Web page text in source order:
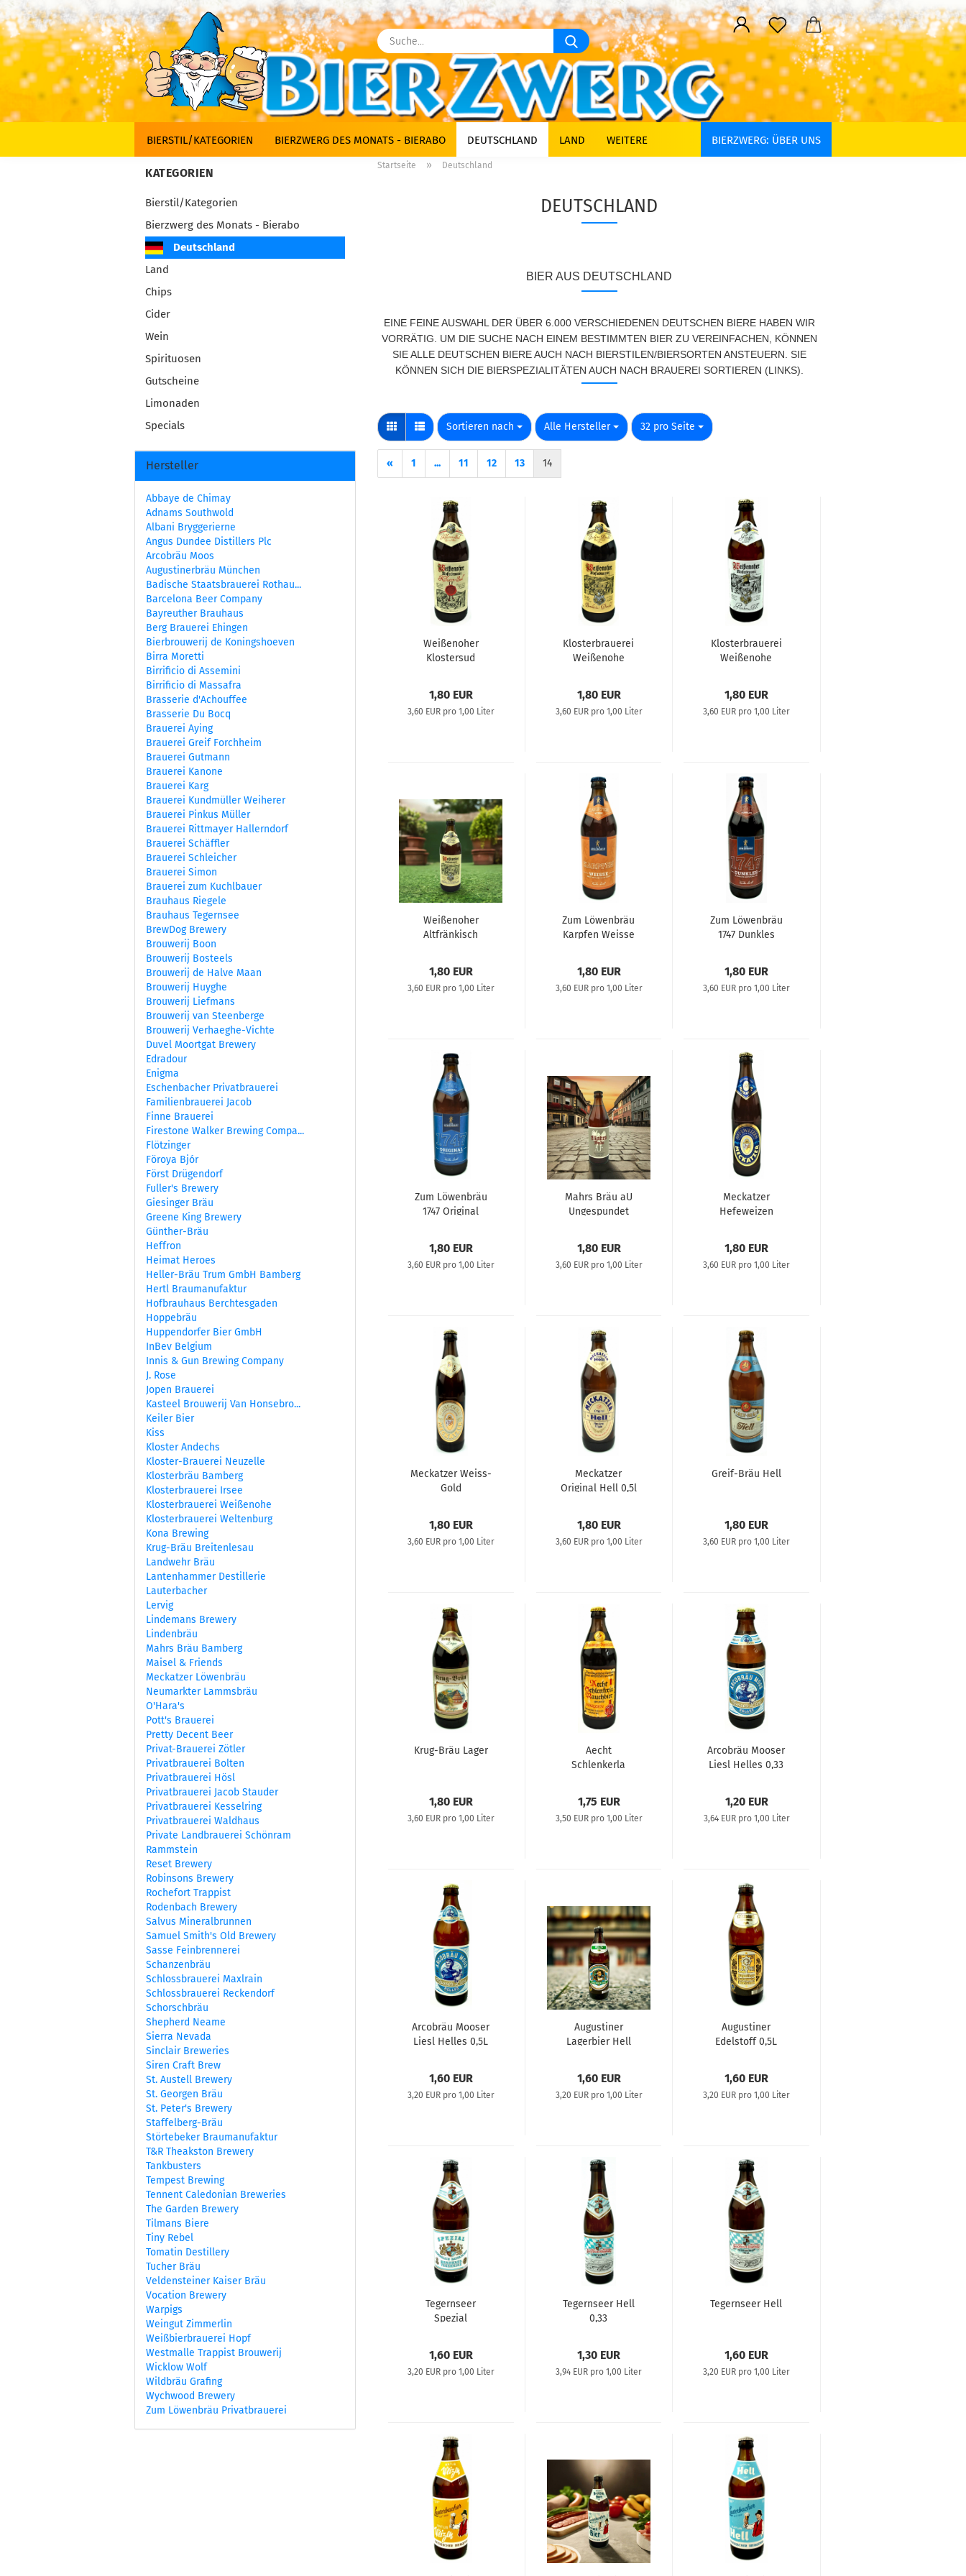
Suche...
BIERSTIL/KATEGORIEN BIERZWERG DES MONATS - BIERABO DEUTSCHLAND LAND BIERZWERG: ÜBER UNS
WEITERE
Startseite » Deutschland
DEUTSCHLAND
BIER AUS DEUTSCHLAND
EINE FEINE AUSWAHL DER ÜBER 6.000 VERSCHIEDENEN DEUTSCHEN BIERE HABEN WIR
VORRÄTIG. UM DIE SUCHE NACH EINEM BESTIMMTEN BIER ZU VEREINFACHEN, KÖNNEN
SIE ALLE DEUTSCHEN BIERE AUCH NACH BIERSTILEN/BIERSORTEN ANSTEUERN. SIE
KÖNNEN SICH DIE BIERSPEZIALITÄTEN AUCH NACH BRAUEREI SORTIEREN (LINKS).
Sortieren nach
Sortieren nach Alle Hersteller
pro Seite 32 pro Seite
pro Seite
« 1 ... 11 12 13 14
Weißenoher
Klostersud
1,80 EUR
3,60 EUR pro 1,00 Liter
Klosterbrauerei
Weißenohe
1,80 EUR
3,60 EUR pro 1,00 Liter
Klosterbrauerei
Weißenohe
1,80 EUR
3,60 EUR pro 1,00 Liter
Weißenoher
Altfränkisch
1,80 EUR
3,60 EUR pro 1,00 Liter
Zum Löwenbräu
Karpfen Weisse
1,80 EUR
3,60 EUR pro 1,00 Liter
Zum Löwenbräu
1747 Dunkles
1,80 EUR
3,60 EUR pro 1,00 Liter
Zum Löwenbräu
1747 Original
1,80 EUR
3,60 EUR pro 1,00 Liter
Mahrs Bräu aU
Ungespundet
1,80 EUR
3,60 EUR pro 1,00 Liter
Meckatzer
Hefeweizen
1,80 EUR
3,60 EUR pro 1,00 Liter
Meckatzer Weiss-
Gold
1,80 EUR
3,60 EUR pro 1,00 Liter
Meckatzer
Original Hell 0,5l
1,80 EUR
3,60 EUR pro 1,00 Liter
Greif-Bräu Hell
1,80 EUR
3,60 EUR pro 1,00 Liter
Krug-Bräu Lager
1,80 EUR
3,60 EUR pro 1,00 Liter
Aecht
Schlenkerla
1,75 EUR
3,50 EUR pro 1,00 Liter
Arcobräu Mooser
Liesl Helles 0,33
1,20 EUR
3,64 EUR pro 1,00 Liter
Arcobräu Mooser
Liesl Helles 0,5L
1,60 EUR
3,20 EUR pro 1,00 Liter
Augustiner
Lagerbier Hell
1,60 EUR
3,20 EUR pro 1,00 Liter
Augustiner
Edelstoff 0,5L
1,60 EUR
3,20 EUR pro 1,00 Liter
Tegernseer
Spezial
1,60 EUR
3,20 EUR pro 1,00 Liter
Tegernseer Hell
0,33
1,30 EUR
3,94 EUR pro 1,00 Liter
Tegernseer Hell
1,60 EUR
3,20 EUR pro 1,00 Liter
KATEGORIEN
Bierstil/Kategorien
Bierzwerg des Monats - Bierabo
Deutschland
Land
Chips
Cider
Wein
Spirituosen
Gutscheine
Limonaden
Specials
Hersteller
Abbaye de Chimay
Adnams Southwold
Albani Bryggerierne
Angus Dundee Distillers Plc
Arcobräu Moos
Augustinerbräu München
Badische Staatsbrauerei Rothau...
Barcelona Beer Company
Bayreuther Brauhaus
Berg Brauerei Ehingen
Bierbrouwerij de Koningshoeven
Birra Moretti
Birrificio di Assemini
Birrificio di Massafra
Brasserie d'Achouffee
Brasserie Du Bocq
Brauerei Aying
Brauerei Greif Forchheim
Brauerei Gutmann
Brauerei Kanone
Brauerei Karg
Brauerei Kundmüller Weiherer
Brauerei Pinkus Müller
Brauerei Rittmayer Hallerndorf
Brauerei Schäffler
Brauerei Schleicher
Brauerei Simon
Brauerei zum Kuchlbauer
Brauhaus Riegele
Brauhaus Tegernsee
BrewDog Brewery
Brouwerij Boon
Brouwerij Bosteels
Brouwerij de Halve Maan
Brouwerij Huyghe
Brouwerij Liefmans
Brouwerij van Steenberge
Brouwerij Verhaeghe-Vichte
Duvel Moortgat Brewery
Edradour
Enigma
Eschenbacher Privatbrauerei
Familienbrauerei Jacob
Finne Brauerei
Firestone Walker Brewing Compa...
Flötzinger
Föroya Bjór
Först Drügendorf
Fuller's Brewery
Giesinger Bräu
Greene King Brewery
Günther-Bräu
Heffron
Heimat Heroes
Heller-Bräu Trum GmbH Bamberg
Hertl Braumanufaktur
Hofbrauhaus Berchtesgaden
Hoppebräu
Huppendorfer Bier GmbH
InBev Belgium
Innis & Gun Brewing Company
J. Rose
Jopen Brauerei
Kasteel Brouwerij Van Honsebro...
Keiler Bier
Kiss
Kloster Andechs
Kloster-Brauerei Neuzelle
Klosterbräu Bamberg
Klosterbrauerei Irsee
Klosterbrauerei Weißenohe
Klosterbrauerei Weltenburg
Kona Brewing
Krug-Bräu Breitenlesau
Landwehr Bräu
Lantenhammer Destillerie
Lauterbacher
Lervig
Lindemans Brewery
Lindenbräu
Mahrs Bräu Bamberg
Maisel & Friends
Meckatzer Löwenbräu
Neumarkter Lammsbräu
O'Hara's
Pott's Brauerei
Pretty Decent Beer
Privat-Brauerei Zötler
Privatbrauerei Bolten
Privatbrauerei Hösl
Privatbrauerei Jacob Stauder
Privatbrauerei Kesselring
Privatbrauerei Waldhaus
Private Landbrauerei Schönram
Rammstein
Reset Brewery
Robinsons Brewery
Rochefort Trappist
Rodenbach Brewery
Salvus Mineralbrunnen
Samuel Smith's Old Brewery
Sasse Feinbrennerei
Schanzenbräu
Schlossbrauerei Maxlrain
Schlossbrauerei Reckendorf
Schorschbräu
Shepherd Neame
Sierra Nevada
Sinclair Breweries
Siren Craft Brew
St. Austell Brewery
St. Georgen Bräu
St. Peter's Brewery
Staffelberg-Bräu
Störtebeker Braumanufaktur
T&R Theakston Brewery
Tankbusters
Tempest Brewing
Tennent Caledonian Breweries
The Garden Brewery
Tilmans Biere
Tiny Rebel
Tomatin Destillery
Tucher Bräu
Veldensteiner Kaiser Bräu
Vocation Brewery
Warpigs
Weingut Zimmerlin
Weißbierbrauerei Hopf
Westmalle Trappist Brouwerij
Wicklow Wolf
Wildbräu Grafing
Wychwood Brewery
Zum Löwenbräu Privatbrauerei